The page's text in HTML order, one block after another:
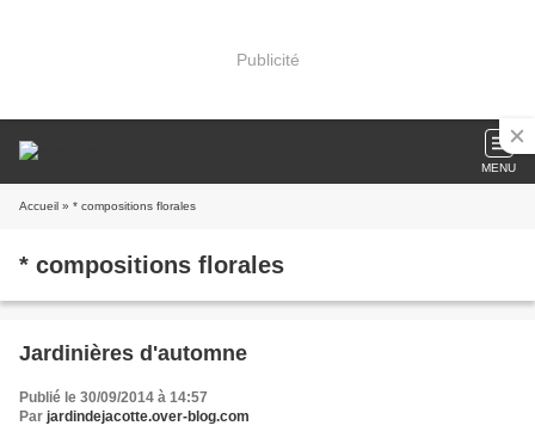
Publicité
MENU
Accueil » * compositions florales
* compositions florales
Jardinières d'automne
Publié le 30/09/2014 à 14:57
Par jardindejacotte.over-blog.com